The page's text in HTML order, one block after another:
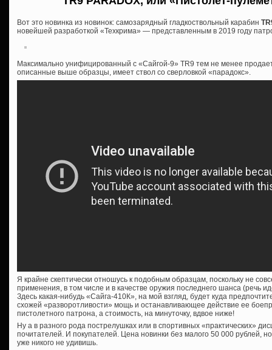
Вот это новинка из новинок: самозарядный гладкоствольный карабин
новейшей разработкой «Техкрима» — представленным в 2019 году
Максимально унифицированный с «Сайгой-9» TR9 тем не менее
описанные выше образцы, имеет ствол со сверловкой «парадокс».
Я крайне скептически отношусь к подобным образцам, поскольку не
применения, в том числе и в качестве оружия последнего шанса (речь
Здесь какая-нибудь «Сайга-410К», на мой взгляд, будет куда
схожей «разворотливости» мощь и останавливающее действие ее
пистолетного патрона, а стоимость, на минуточку, вдвое ниже!
Ну а в разного рода пострелушках или в спортивных «практических»
почитателей. И покупателей. Цена новинки без малого 50 000 рублей,
уже никого не удивишь.